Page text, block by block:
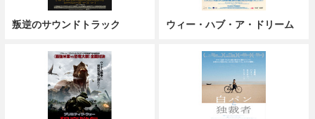
叛逆のサウンドトラック ウィー・ハブ・ア・ドリーム